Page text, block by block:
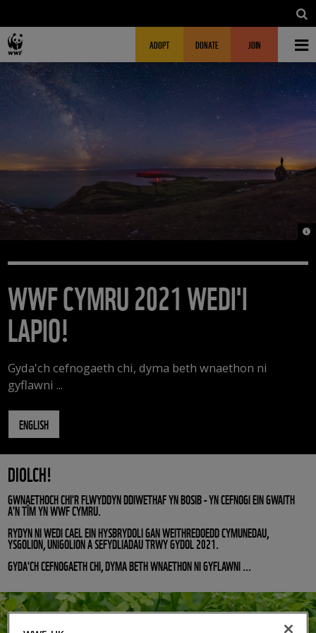
MAIN NAVIGATIONFUNDRAISING HEADER
ADOPT DONATE JOIN
WWF CYMRU 2021 WEDI'I
LAPIO!
Gyda'ch cefnogaeth chi, dyma beth wnaethon ni
gyflawni ...
ENGLISH
©
DIOLCH!
GWNAETHOCH CHI'R FLWYDDYN DDIWETHAF YN BOSIB - YN CEFNOGI EIN GWAITH
A'N TÎM YN WWF CYMRU.
RYDYN NI WEDI CAEL EIN HYSBRYDOLI GAN WEITHREDOEDD CYMUNEDAU,
YSGOLION, UNIGOLION A SEFYDLIADAU TRWY GYDOL 2021.
GYDA'CH CEFNOGAETH CHI, DYMA BETH WNAETHON NI GYFLAWNI ...